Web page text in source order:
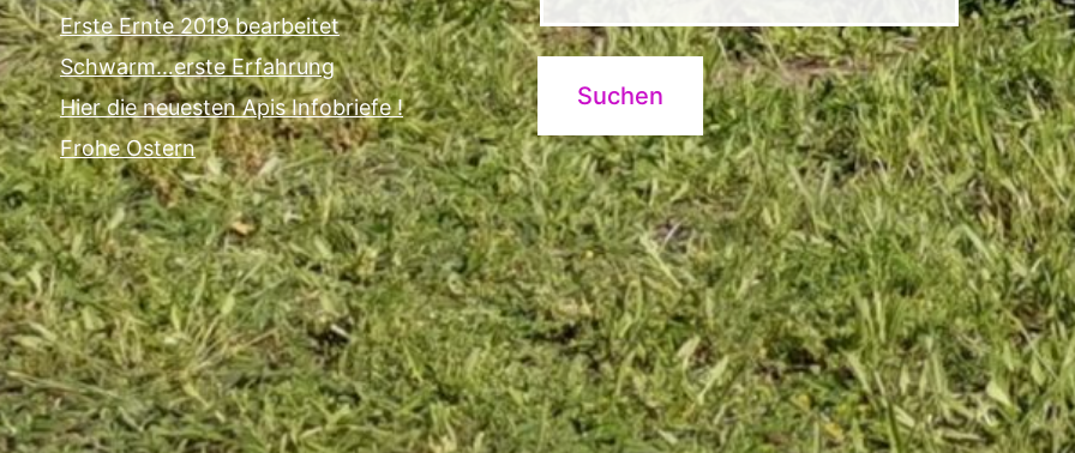
Erste Ernte 2019 bearbeitet
Schwarm…erste Erfahrung
Hier die neuesten Apis Infobriefe !
Frohe Ostern